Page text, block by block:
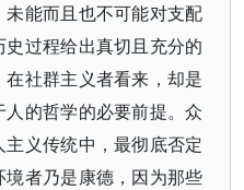
能而且也不可能对支配
过程给出真切且充分的
社群主义者看来，却是
的哲学的必要前提。众
义传统中，最彻底否定
者乃是康德，因为那些